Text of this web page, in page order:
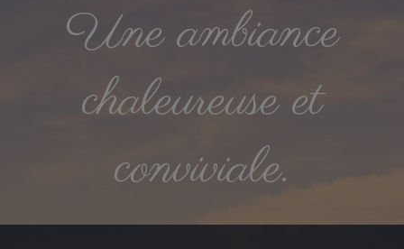
Une ambiance
chaleureuse et
conviviale.